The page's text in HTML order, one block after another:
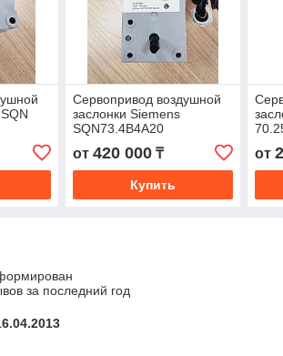
Сервопривод воздушной
заслонки Siemens
SQN73.4В4А20
от 420 000₸
Купить
от
за последний год